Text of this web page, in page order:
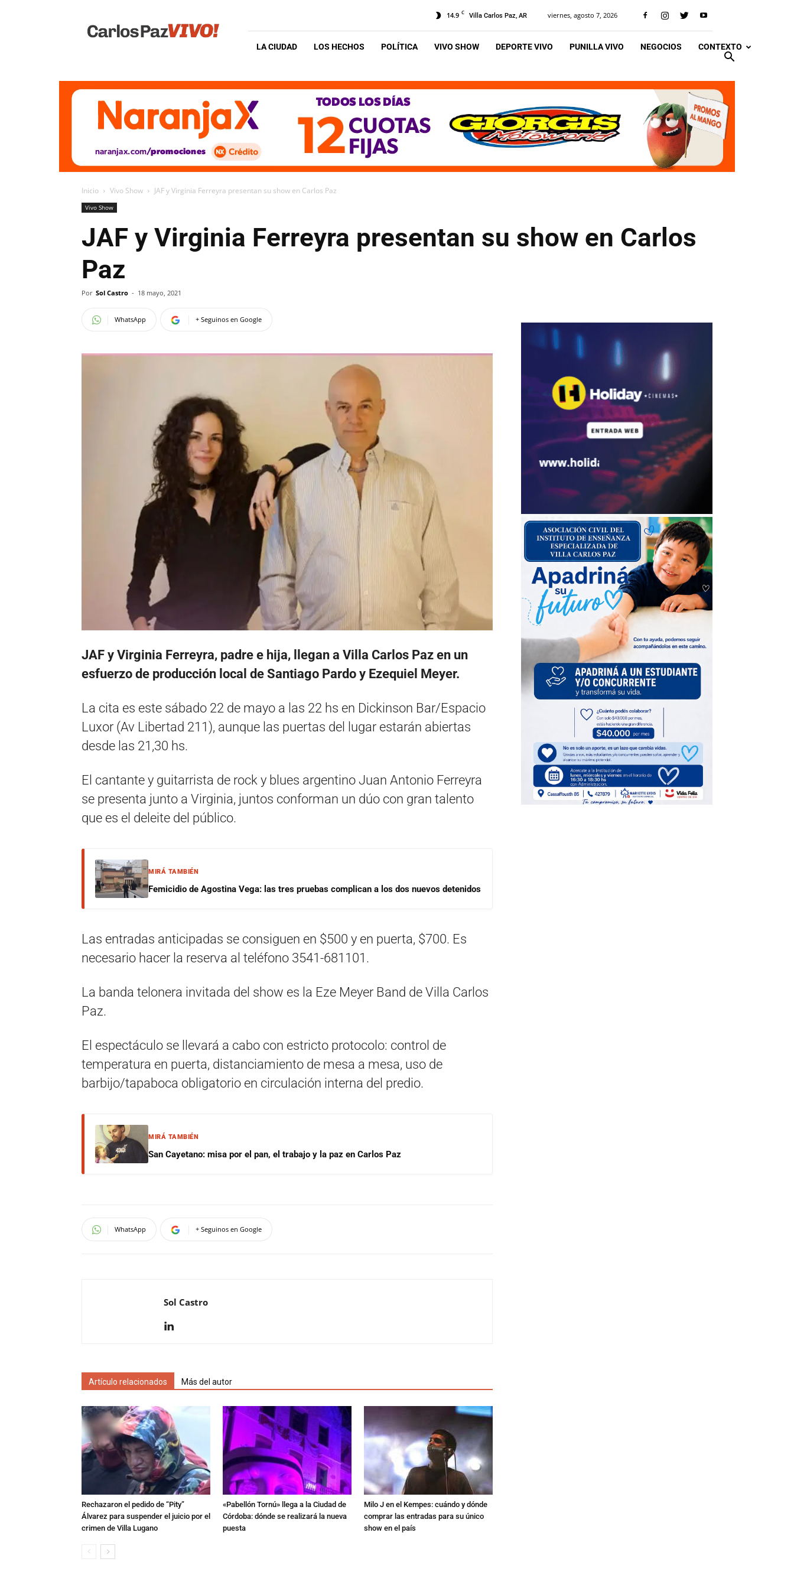
Vivo
14.9 C Villa Carlos Paz, AR viernes, agosto 7, 2026
LA CIUDAD LOS HECHOS POLÍTICA VIVO SHOW DEPORTE VIVO PUNILLA VIVO NEGOCIOS CONTEXTO
Inicio Vivo Show JAF y Virginia Ferreyra presentan su show en Carlos Paz
Vivo Show
JAF y Virginia Ferreyra presentan su show en Carlos
Paz
Por Sol Castro - 18 mayo, 2021
WhatsApp + Seguinos en Google
JAF y Virginia Ferreyra, padre e hija, llegan a Villa Carlos Paz en un
esfuerzo de producción local de Santiago Pardo y Ezequiel Meyer.
La cita es este sábado 22 de mayo a las 22 hs en Dickinson Bar/Espacio
Luxor (Av Libertad 211), aunque las puertas del lugar estarán abiertas
desde las 21,30 hs.
El cantante y guitarrista de rock y blues argentino Juan Antonio Ferreyra
se presenta junto a Virginia, juntos conforman un dúo con gran talento
que es el deleite del público.
MIRÁ TAMBIÉN
Femicidio de Agostina Vega: las tres pruebas complican a los dos nuevos detenidos
Las entradas anticipadas se consiguen en $500 y en puerta, $700. Es
necesario hacer la reserva al teléfono 3541-681101.
La banda telonera invitada del show es la Eze Meyer Band de Villa Carlos
Paz.
El espectáculo se llevará a cabo con estricto protocolo: control de
temperatura en puerta, distanciamiento de mesa a mesa, uso de
barbijo/tapaboca obligatorio en circulación interna del predio.
MIRÁ TAMBIÉN
San Cayetano: misa por el pan, el trabajo y la paz en Carlos Paz
WhatsApp + Seguinos en Google
Sol Castro
Artículo relacionados Más del autor
Rechazaron el pedido de “Pity”
Álvarez para suspender el juicio por el
crimen de Villa Lugano
«Pabellón Tornú» llega a la Ciudad de
Córdoba: dónde se realizará la nueva
puesta
Milo J en el Kempes: cuándo y dónde
comprar las entradas para su único
show en el país